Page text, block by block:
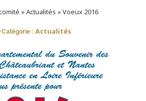
»Actualités »Voeux 2016
Catégorie : Actualités